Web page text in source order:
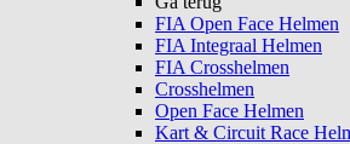
FIA Open Face Helmen
FIA Integraal Helmen
FIA Crosshelmen
Crosshelmen
Open Face Helmen
Kart & Circuit Race